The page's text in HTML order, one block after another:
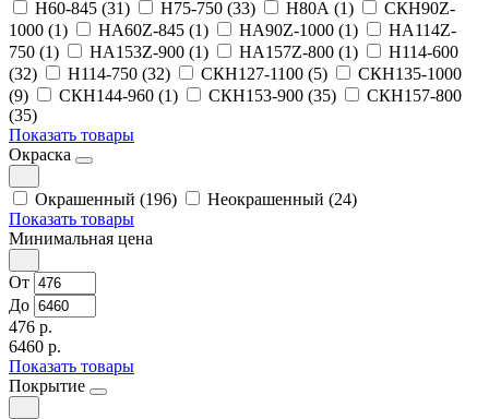
Н60-845 (31) Н75-750 (33) Н80А (1)
СКН90Z-
1000 (1)
НА60Z-845 (1) НА90Z-1000 (1)
НА114Z-
750 (1)
НА153Z-900 (1) НА157Z-800 (1)
Н114-600
(32)
Н114-750 (32) СКН127-1100 (5)
СКН135-1000
(9)
СКН144-960 (1) СКН153-900 (35)
СКН157-800
(35)
Показать товары
Окраска
Окрашенный (196)
Неокрашенный (24)
Показать товары
Минимальная цена
От
До
476 р.
6460 р.
Показать товары
Покрытие